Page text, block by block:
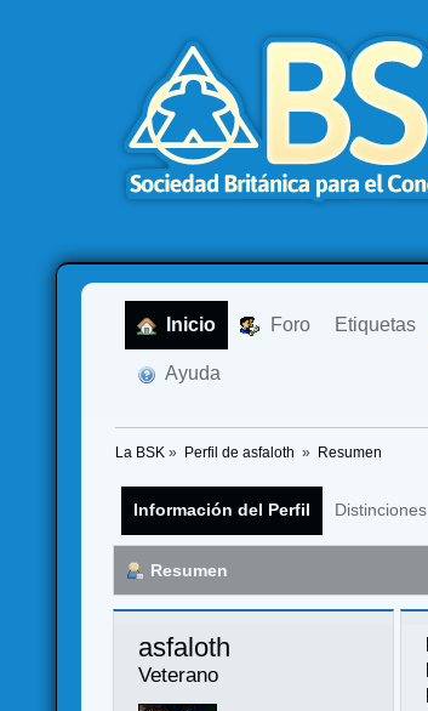
Inicio Foro Etiquetas
Ayuda
La BSK » Perfil de asfaloth » Resumen
Información del Perfil Distinciones
Resumen
asfaloth
Veterano